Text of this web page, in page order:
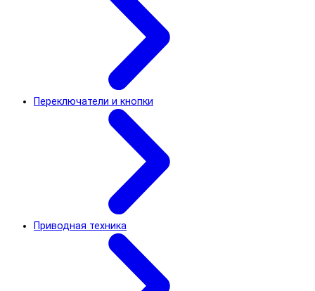
Переключатели и кнопки
Приводная техника